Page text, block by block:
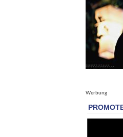
Werbung